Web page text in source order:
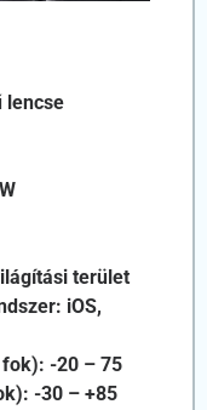
lencse
terület
iOS,
-20 – 75
-30 – +85